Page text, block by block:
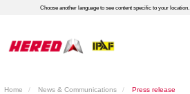
Choose another language to see content specific to your location.
Home News & Communications Press release